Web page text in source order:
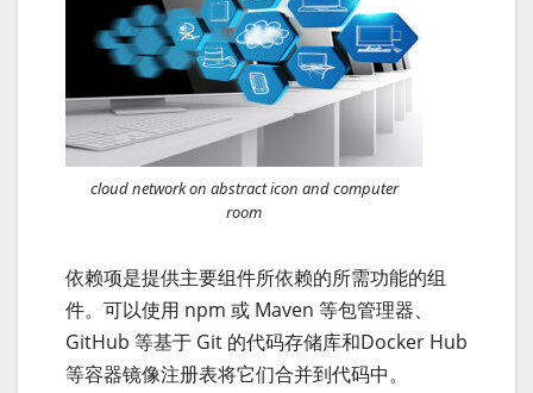
cloud network on abstract icon and computer
room
依赖项是提供主要组件所依赖的所需功能的组
件。可以使用 npm 或 Maven 等包管理器、
GitHub 等基于 Git 的代码存储库和Docker Hub
等容器镜像注册表将它们合并到代码中。